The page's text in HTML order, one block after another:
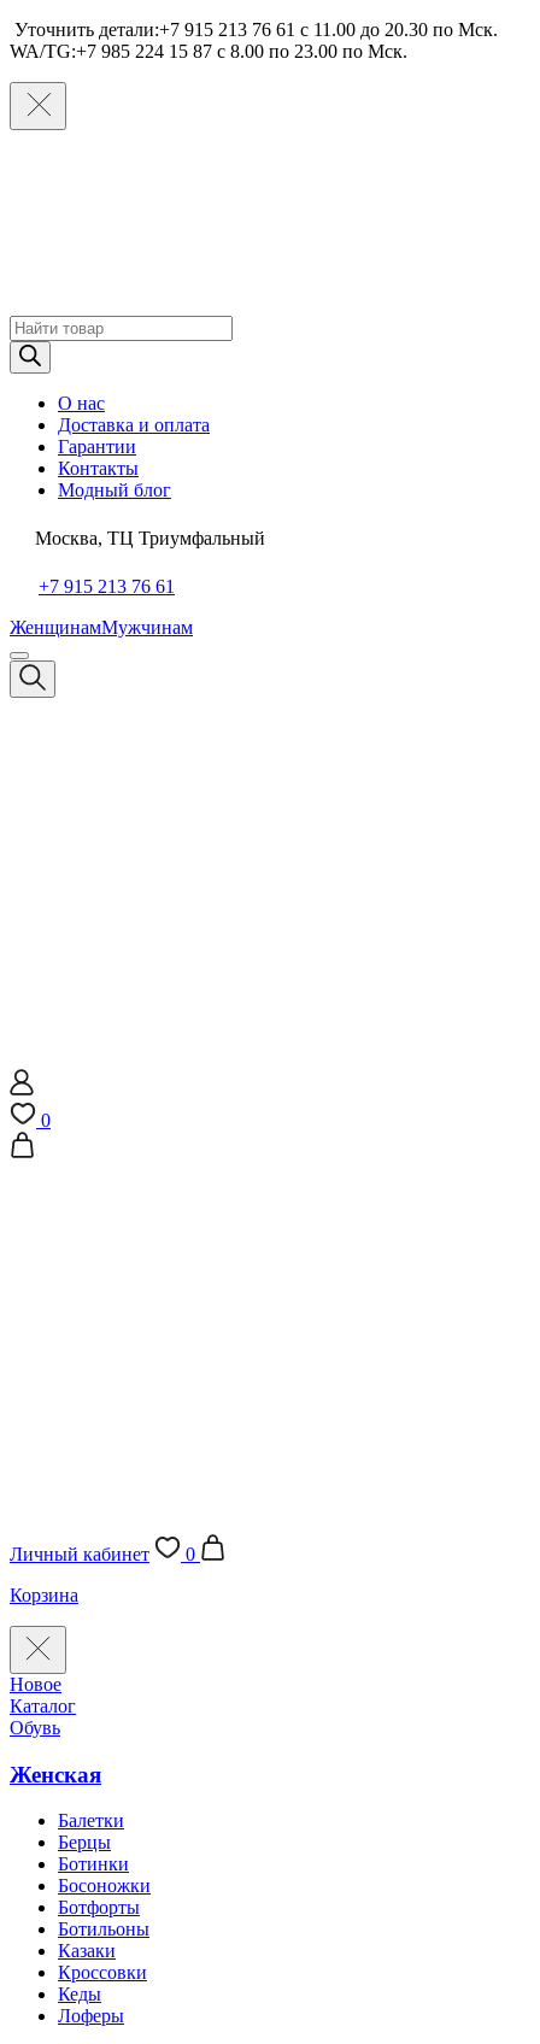
Уточнить детали:+7 915 213 76 61 c 11.00 до 20.30 по Мcк.
WA/TG:+7 985 224 15 87 c 8.00 по 23.00 по Мcк.
Поиск
товаров
О нас
Доставка и оплата
Гарантии
Контакты
Модный блог
Москва, ТЦ Триумфальный
+7 915 213 76 61
ЖенщинамМужчинам
0
Личный кабинет
0
Корзина
Новое
Каталог
Обувь
Женская
Балетки
Берцы
Ботинки
Босоножки
Ботфорты
Ботильоны
Казаки
Кроссовки
Кеды
Лоферы